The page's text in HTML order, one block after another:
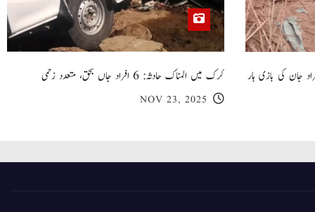
گھر کی چھت گرنے کا سانحہ: 5 افراد جان کی بازی ہار
کرک میں المناک حادثہ: 6 افراد جاں بحق، متعدد زخمی
NOV 23, 2025